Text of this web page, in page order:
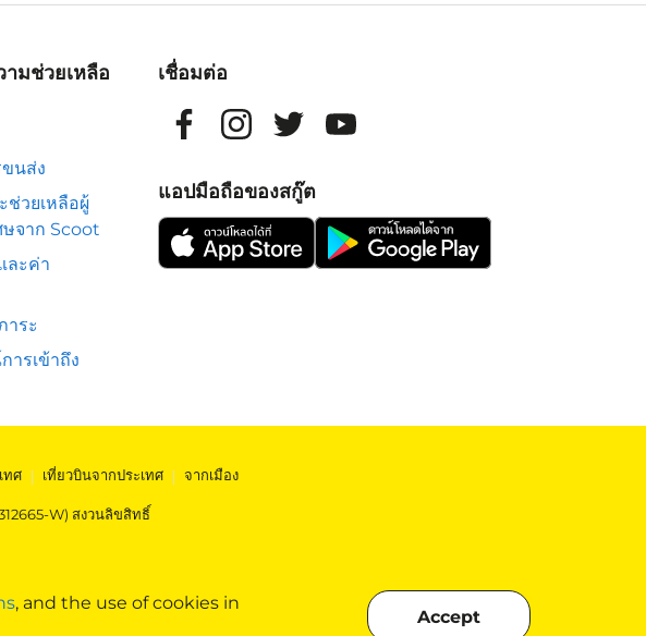
, and the use of cookies in
Accept
ามช่วยเหลือ
ขนส่ง
ช่วยเหลือผู้
ษจาก Scoot
ละค่า
าระ
ารเข้าถึง
เชื่อมต่อ
แอปมือถือของสกู๊ต
ทศ | เที่ยวบินจากประเทศ | จากเมือง
W) สงวนลิขสิทธิ์